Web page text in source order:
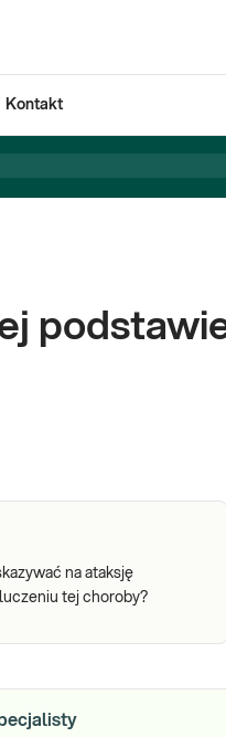
Kontakt
na ataksję
tej choroby?